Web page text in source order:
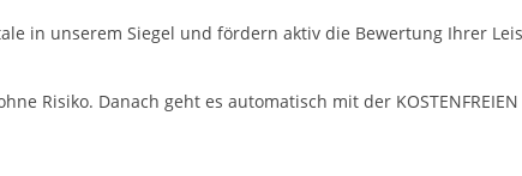
in unserem Siegel und fördern aktiv die Bewertung Ihrer
Risiko. Danach geht es automatisch mit der